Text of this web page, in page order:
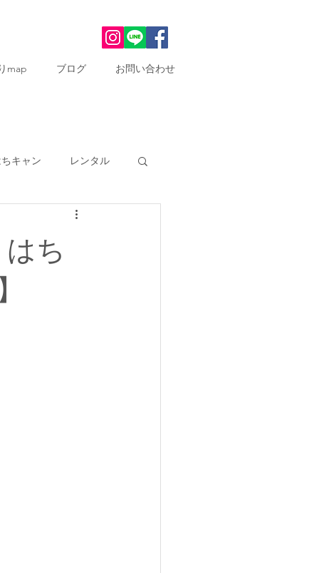
map ブログ お問い合わせ
キャン レンタル
メディア
ち